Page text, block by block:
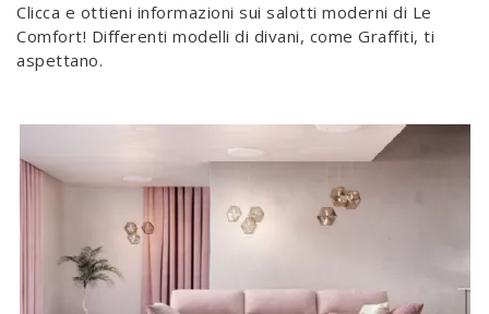
Clicca e ottieni informazioni sui salotti moderni di Le
Comfort! Differenti modelli di divani, come Graffiti, ti
aspettano.